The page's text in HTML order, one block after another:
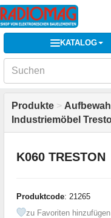
KATALOG
Produkte >
Industriemöbel
K060 TRESTON
Produktcode: 21265
zu Favoriten hinzufügen